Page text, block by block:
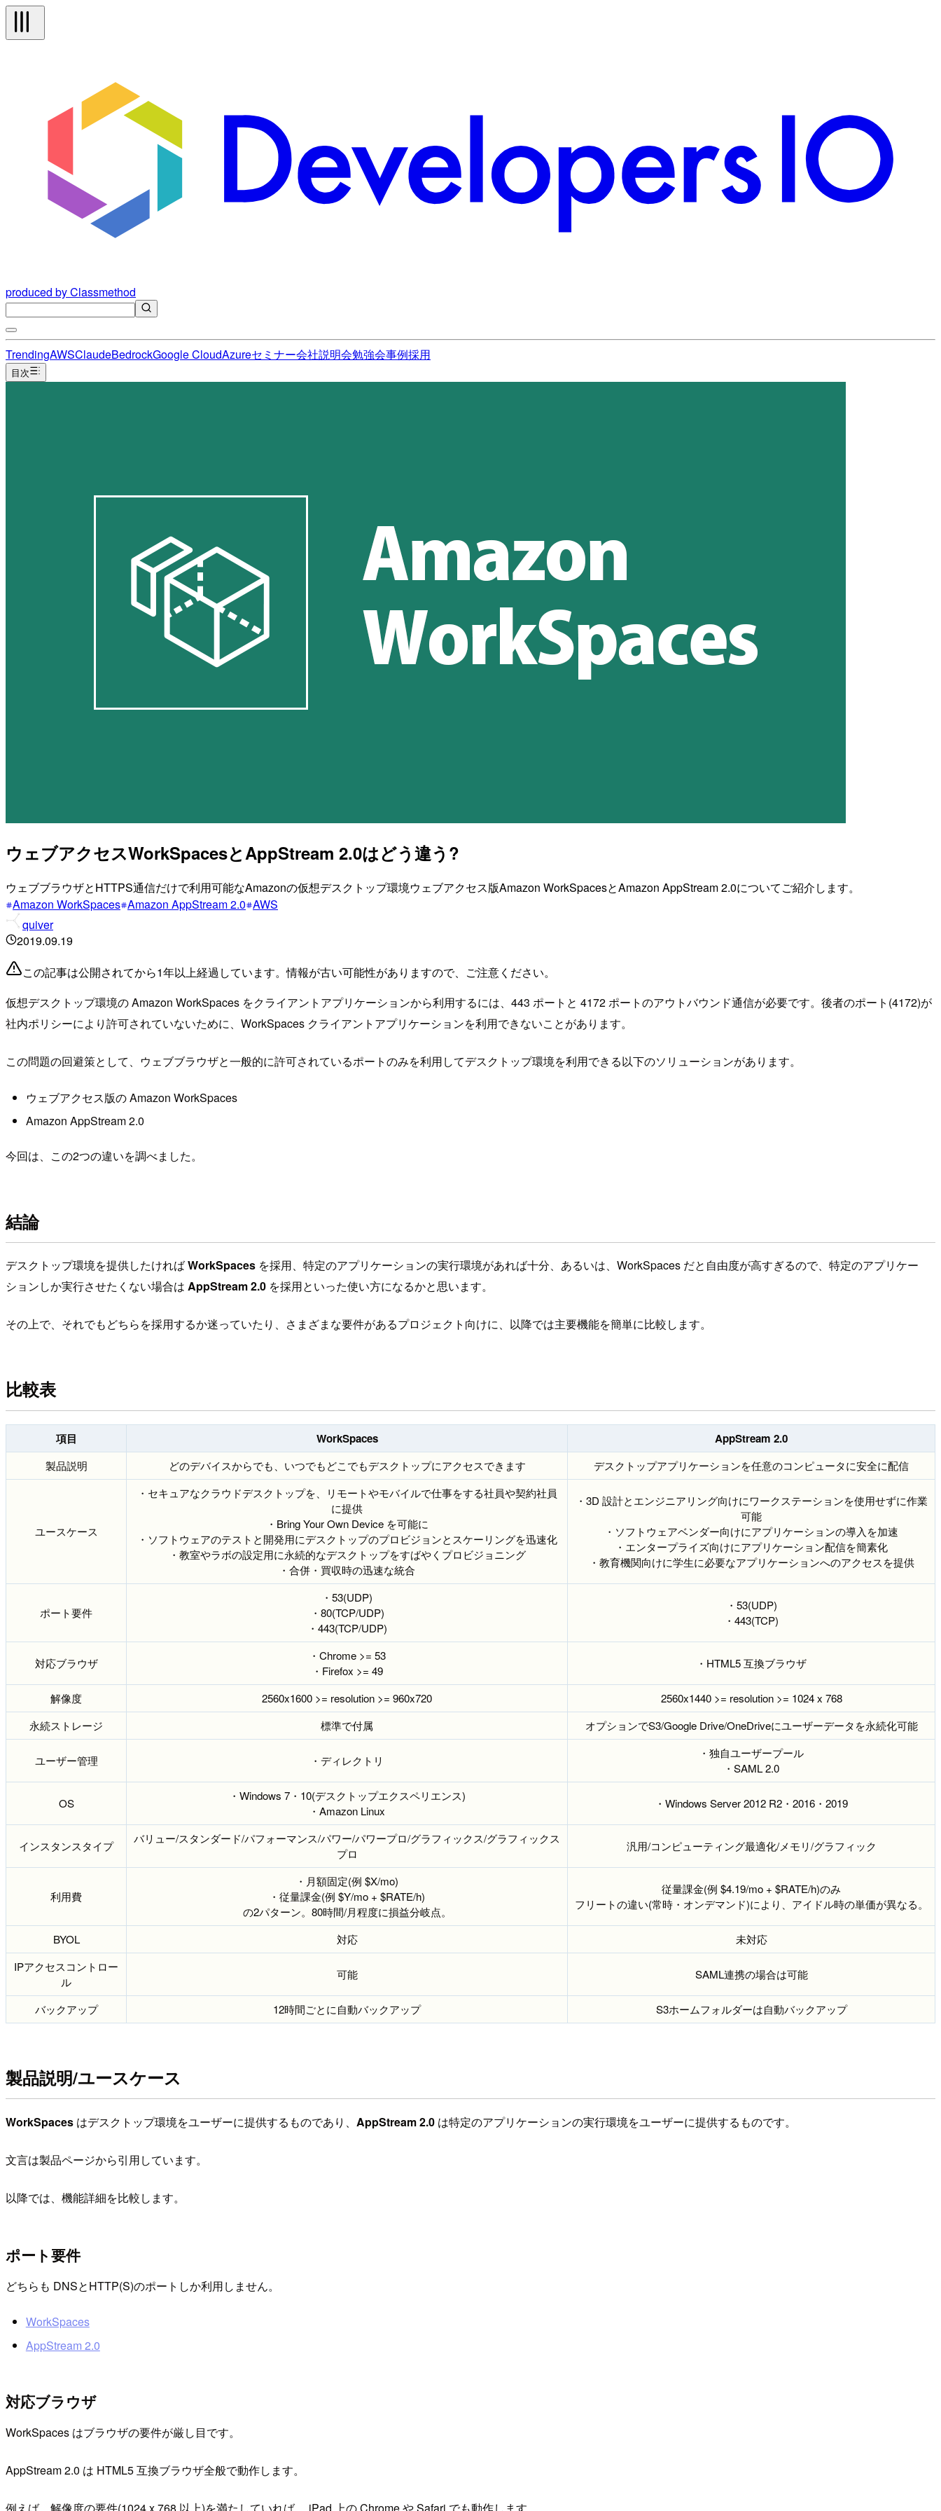
produced by Classmethod
TrendingAWSClaudeBedrockGoogle CloudAzureセミナー会社説明会勉強会事例採用
目次
ウェブアクセスWorkSpacesとAppStream 2.0はどう違う?
ウェブブラウザとHTTPS通信だけで利用可能なAmazonの仮想デスクトップ環境ウェブアクセス版Amazon WorkSpacesとAmazon AppStream 2.0についてご紹介します。
Amazon WorkSpaces Amazon AppStream 2.0 AWS
quiver
2019.09.19
この記事は公開されてから1年以上経過しています。情報が古い可能性がありますので、ご注意ください。
仮想デスクトップ環境の Amazon WorkSpaces をクライアントアプリケーションから利用するには、443 ポートと 4172 ポートのアウトバウンド通信が必要です。後者のポート(4172)が
社内ポリシーにより許可されていないために、WorkSpaces クライアントアプリケーションを利用できないことがあります。
この問題の回避策として、ウェブブラウザと一般的に許可されているポートのみを利用してデスクトップ環境を利用できる以下のソリューションがあります。
ウェブアクセス版の Amazon WorkSpaces
Amazon AppStream 2.0
今回は、この2つの違いを調べました。
結論
デスクトップ環境を提供したければWorkSpaces を採用、特定のアプリケーションの実行環境があれば十分、あるいは、WorkSpaces だと自由度が高すぎるので、特定のアプリケー
ションしか実行させたくない場合は AppStream 2.0 を採用といった使い方になるかと思います。
その上で、それでもどちらを採用するか迷っていたり、さまざまな要件があるプロジェクト向けに、以降では主要機能を簡単に比較します。
比較表
項目 WorkSpaces AppStream 2.0
製品説明 どのデバイスからでも、いつでもどこでもデスクトップにアクセスできます デスクトップアプリケーションを任意のコンピュータに安全に配信
ユースケース
・セキュアなクラウドデスクトップを、リモートやモバイルで仕事をする社員や契約社員
に提供
・Bring Your Own Device を可能に
・ソフトウェアのテストと開発用にデスクトップのプロビジョンとスケーリングを迅速化
・教室やラボの設定用に永続的なデスクトップをすばやくプロビジョニング
・合併・買収時の迅速な統合
・3D 設計とエンジニアリング向けにワークステーションを使用せずに作業
可能
・ソフトウェアベンダー向けにアプリケーションの導入を加速
・エンタープライズ向けにアプリケーション配信を簡素化
・教育機関向けに学生に必要なアプリケーションへのアクセスを提供
ポート要件
・53(UDP)
・80(TCP/UDP)
・443(TCP/UDP)
・53(UDP)
・443(TCP)
対応ブラウザ
・Chrome >= 53
・Firefox >= 49
・HTML5 互換ブラウザ
解像度 2560x1600 >= resolution >= 960x720
2560x1440 >= resolution >= 1024 x 768
永続ストレージ
標準で付属 オプションでS3/Google Drive/OneDriveにユーザーデータを永続化可能
ユーザー管理 ・ディレクトリ
・独自ユーザープール
・SAML 2.0
OS
・Windows 7・10(デスクトップエクスペリエンス)
・Amazon Linux
・Windows Server 2012 R2・2016・2019
インスタンスタイプ
バリュー/スタンダード/パフォーマンス/パワー/パワープロ/グラフィックス/グラフィックス
プロ
汎用/コンピューティング最適化/メモリ/グラフィック
利用費
・月額固定(例 $X/mo)
・従量課金(例 $Y/mo + $RATE/h)
の2パターン。80時間/月程度に損益分岐点。
従量課金(例 $4.19/mo + $RATE/h)のみ
フリートの違い(常時・オンデマンド)により、アイドル時の単価が異なる。
BYOL 対応
未対応
IPアクセスコントロー
ル
可能 SAML連携の場合は可能
バックアップ 12時間ごとに自動バックアップ S3ホームフォルダーは自動バックアップ
製品説明/ユースケース
WorkSpaces はデスクトップ環境をユーザーに提供するものであり、 AppStream 2.0 は特定のアプリケーションの実行環境をユーザーに提供するものです。
文言は製品ページから引用しています。
以降では、機能詳細を比較します。
ポート要件
どちらも DNSとHTTP(S)のポートしか利用しません。
WorkSpaces
AppStream 2.0
対応ブラウザ
WorkSpaces はブラウザの要件が厳し目です。
AppStream 2.0 は HTML5 互換ブラウザ全般で動作します。